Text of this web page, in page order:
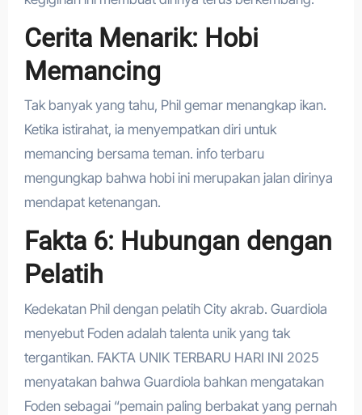
Cerita Menarik: Hobi
Memancing
Tak banyak yang tahu, Phil gemar menangkap ikan.
Ketika istirahat, ia menyempatkan diri untuk
memancing bersama teman. info terbaru
mengungkap bahwa hobi ini merupakan jalan dirinya
mendapat ketenangan.
Fakta 6: Hubungan dengan
Pelatih
Kedekatan Phil dengan pelatih City akrab. Guardiola
menyebut Foden adalah talenta unik yang tak
tergantikan. FAKTA UNIK TERBARU HARI INI 2025
menyatakan bahwa Guardiola bahkan mengatakan
Foden sebagai “pemain paling berbakat yang pernah